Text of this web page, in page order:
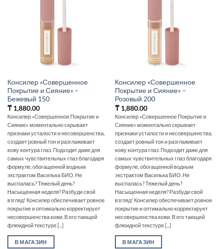
Консилер «Совершенное
Покрытие и Сияние» –
Бежевый 150
₸1,880.00
Консилер «Совершенное Покрытие и
Сияние» моментально скрывает
признаки усталости и несовершенства,
создает ровный тон и разглаживает
кожу контура глаз. Подходит даже для
самых чувствительных глаз благодаря
формуле, обогащенной водным
экстрактом Василька БИО. Не
выспалась? Тяжелый день?
Насыщенная неделя? Разбуди свой
взгляд! Консилер обеспечивает ровное
покрытие и оптимально корректирует
несовершенства кожи. В его тающей
флюидной текстуре [...]
В МАГАЗИН
Консилер «Совершенное
Покрытие и Сияние» –
Розовый 200
₸1,880.00
Консилер «Совершенное Покрытие и
Сияние» моментально скрывает
признаки усталости и несовершенства,
создает ровный тон и разглаживает
кожу контура глаз. Подходит даже для
самых чувствительных глаз благодаря
формуле, обогащенной водным
экстрактом Василька БИО. Не
выспалась? Тяжелый день?
Насыщенная неделя? Разбуди свой
взгляд! Консилер обеспечивает ровное
покрытие и оптимально корректирует
несовершенства кожи. В его тающей
флюидной текстуре [...]
В МАГАЗИН